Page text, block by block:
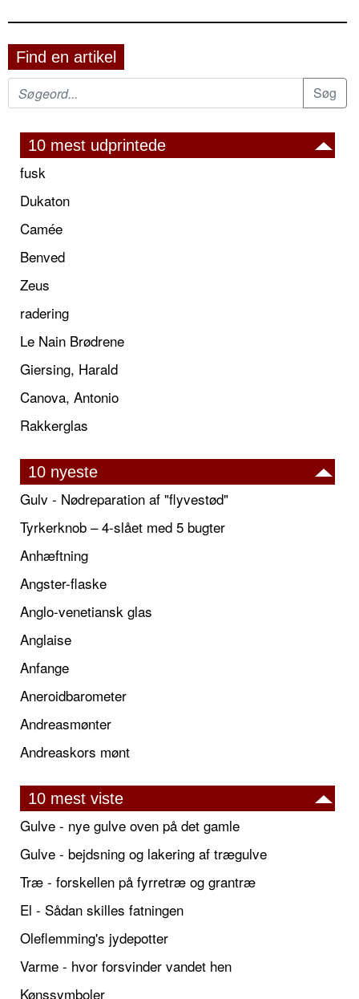
Find en artikel
10 mest udprintede
fusk
Dukaton
Camée
Benved
Zeus
radering
Le Nain Brødrene
Giersing, Harald
Canova, Antonio
Rakkerglas
10 nyeste
Gulv - Nødreparation af "flyvestød"
Tyrkerknob – 4-slået med 5 bugter
Anhæftning
Angster-flaske
Anglo-venetiansk glas
Anglaise
Anfange
Aneroidbarometer
Andreasmønter
Andreaskors mønt
10 mest viste
Gulve - nye gulve oven på det gamle
Gulve - bejdsning og lakering af trægulve
Træ - forskellen på fyrretræ og grantræ
El - Sådan skilles fatningen
Oleflemming's jydepotter
Varme - hvor forsvinder vandet hen
Kønssymboler